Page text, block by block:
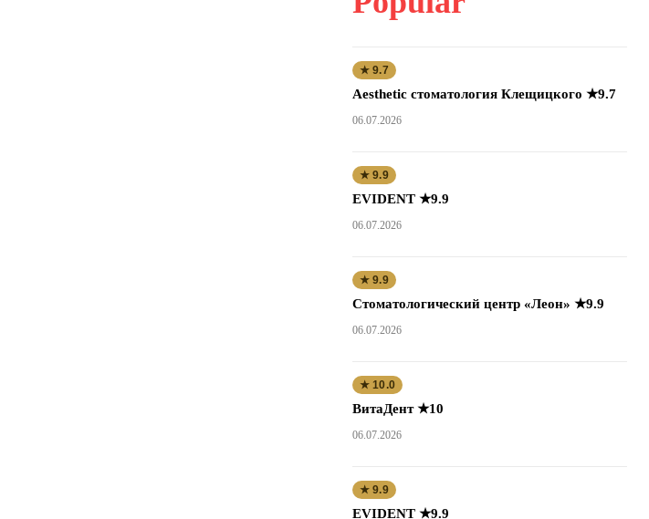
★ 9.7
Aesthetic стоматология Клещицкого ★9.7
06.07.2026
★ 9.9
EVIDENT ★9.9
06.07.2026
★ 9.9
Стоматологический центр «Леон» ★9.9
06.07.2026
★ 10.0
ВитаДент ★10
06.07.2026
★ 9.9
EVIDENT ★9.9